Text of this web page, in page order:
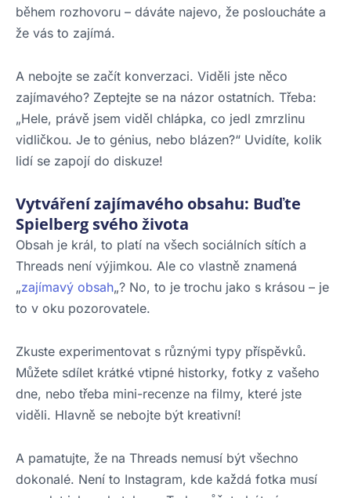
během rozhovoru – dáváte najevo, že posloucháte a
že vás to zajímá.
A nebojte se začít konverzaci. Viděli jste něco
zajímavého? Zeptejte se na názor ostatních. Třeba:
„Hele, právě jsem viděl chlápka, co jedl zmrzlinu
vidličkou. Je to génius, nebo blázen?“ Uvidíte, kolik
lidí se zapojí do diskuze!
Vytváření zajímavého obsahu: Buďte
Spielberg svého života
Obsah je král, to platí na všech sociálních sítích a
Threads není výjimkou. Ale co vlastně znamená
„zajímavý obsah„? No, to je trochu jako s krásou – je
to v oku pozorovatele.
Zkuste experimentovat s různými typy příspěvků.
Můžete sdílet krátké vtipné historky, fotky z vašeho
dne, nebo třeba mini-recenze na filmy, které jste
viděli. Hlavně se nebojte být kreativní!
A pamatujte, že na Threads nemusí být všechno
dokonalé. Není to Instagram, kde každá fotka musí